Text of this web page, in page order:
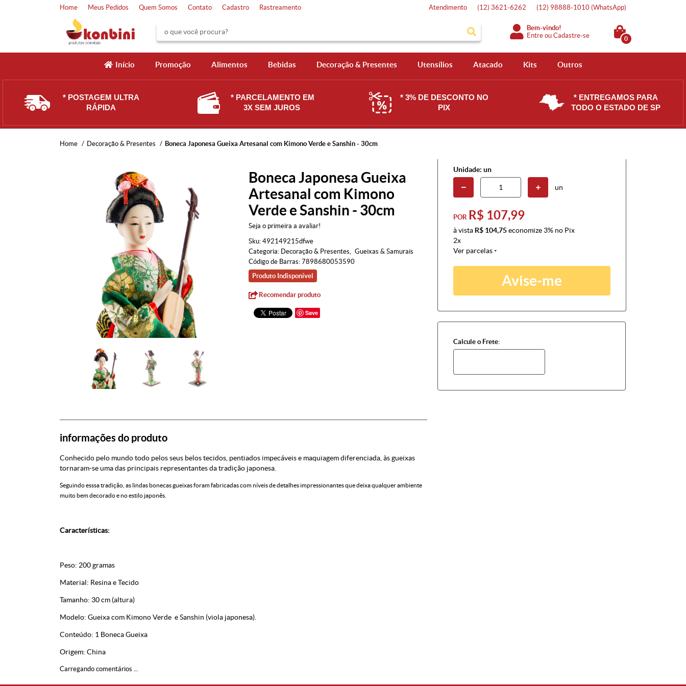
Home Meus Pedidos Quem Somos Contato Cadastro Rastreamento Atendimento (12) 3621-6262 (12) 98888-1010 (WhatsApp)
Bem-vindo!
Entre ouCadastre-se 0
Início Promoção Alimentos Bebidas Decoração & Presentes Utensílios Atacado Kits Outros
* POSTAGEM ULTRA
RÁPIDA
* PARCELAMENTO EM
3X SEM JUROS
* 3% DE DESCONTO NO
PIX
* ENTREGAMOS PARA
TODO O ESTADO DE SP
Home Decoração & Presentes Boneca Japonesa Gueixa Artesanal com Kimono Verde e Sanshin - 30cm
Boneca Japonesa Gueixa
Artesanal com Kimono
Verde e Sanshin - 30cm
Seja o primeira a avaliar!
Sku: 492149215dfwe
Categoria: Decoração & Presentes
Gueixas & Samurais
Código de Barras: 7898680053590
Produto Indisponível
Recomendar produto
Save
Unidade: un
un
POR R$ 107,99
à vista R$ 104,75economize 3% no Pix
2x
Ver parcelas
Avise-me
Calcule o Frete:
informações do produto
Conhecido pelo mundo todo pelos seus belos tecidos, pentiados impecáveis e maquiagem diferenciada, às gueixas
tornaram-se uma das principais representantes da tradição japonesa.
Seguindo esssa tradição, as lindas bonecas gueixas foram fabricadas com níveis de detalhes impressionantes que deixa qualquer ambiente
muito bem decorado e no estilo japonês.
Características:
Peso: 200 gramas
Material: Resina e Tecido
Tamanho: 30 cm (altura)
Modelo: Gueixa com Kimono Verde e Sanshin (viola japonesa).
Conteúdo: 1 Boneca Gueixa
Origem: China
Carregando comentários ...